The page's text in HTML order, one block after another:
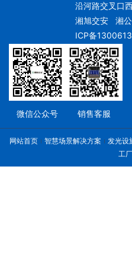
沿河路交叉口
湘旭交安湘
ICP备
微信公众号 销售客服
网站首页 智慧场景解决方案 发光设
工